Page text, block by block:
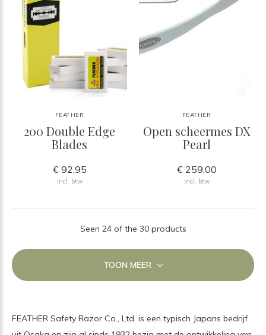
FEATHER
200 Double Edge
Blades
€ 92,95
Incl. btw
FEATHER
Open scheermes DX
Pearl
€ 259,00
Incl. btw
Seen 24 of the 30 products
TOON MEER
FEATHER Safety Razor Co., Ltd. is een typisch Japans bedrijf